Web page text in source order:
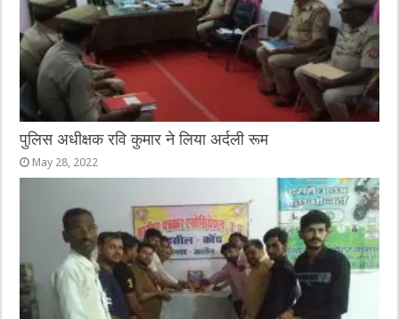
पुलिस अधीक्षक रवि कुमार ने लिया अर्दली रूम
May 28, 2022